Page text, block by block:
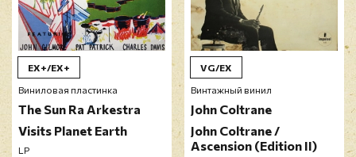
Перед публикацией отзывы проходят
модерацию
EX+/EX+
Виниловая пластинка
The Sun Ra Arkestra
Visits Planet Earth
LP
VG/EX
Винтажный винил
John Coltrane
John Coltrane /
Ascension (Edition II)